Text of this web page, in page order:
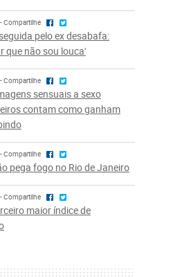
Compartilhe
pelo ex desabafa:
que não sou louca'
Compartilhe
sensuais a sexo
contam como ganham
Compartilhe
pega fogo no Rio de Janeiro
Compartilhe
maior índice de